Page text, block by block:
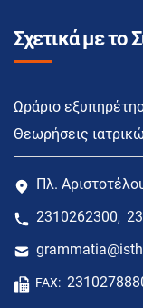
Σχετικά με το
Ωράριο
Θεωρήσεις
Πλ.
2310262300,
FAX: